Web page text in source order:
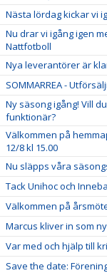
Nästa lördag kickar vi
Nu drar vi igång igen
Nattfotboll
Nya leverantörer är
SOMMARREA -
Ny säsong igång! Vill
funktionär?
Välkommen på
12/8 kl 15.00
Nu släpps våra
Tack Unihoc och
Välkommen på
Marcus kliver in som
Var med och hjälp till
Save the date: